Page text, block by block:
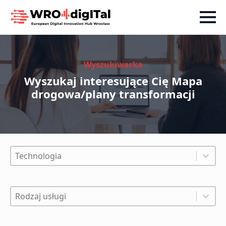
Wyszukiwarka
Wyszukaj interesujące Cię Mapa
drogowa/plany transformacji
Filtry - Technologia
Select content
Select content
Filtry - Rodzaj usługi
Select content
Select content